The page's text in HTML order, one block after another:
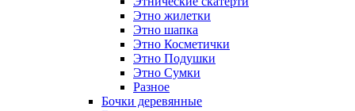
Этно жилетки
Этно шапка
Этно Косметички
Этно Подушки
Этно Сумки
Разное
Бочки деревянные